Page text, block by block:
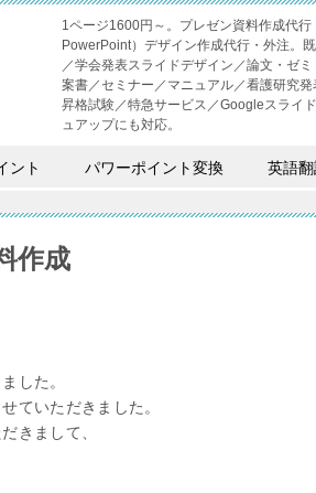
1ページ1600円～。プレゼン資料作成代
PowerPoint）デザイン作成代行・外注。
／学会発表スライドデザイン／論文・ゼ
案書／セミナー／マニュアル／看護研究
昇格試験／特急サービス／Googleスライ
ュアップにも対応。
ント パワーポイント変換 英語翻
作成
した。
ていただきました。
きまして、